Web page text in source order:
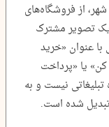
از فروشگاه‌های
تصویر مشترک
عنوان «خرید
یا «پرداخت
نیست و به
شده است.